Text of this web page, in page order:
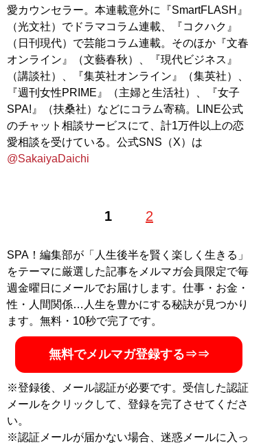
愛カウンセラー。本連載意外に『SmartFLASH』
（光文社）でドラマコラム連載、『コクハク』
（日刊現代）で芸能コラム連載。そのほか『文春
オンライン』（文藝春秋）、『現代ビジネス』
（講談社）、『集英社オンライン』（集英社）、
『週刊女性PRIME』（主婦と生活社）、『女子
SPA!』（扶桑社）などにコラム寄稿。LINE公式
のチャット相談サービスにて、計1万件以上の恋
愛相談を受けている。公式SNS（X）は
@SakaiyaDaichi
1 2
SPA！編集部が「人生後半を賢く楽しく生きる」
をテーマに厳選した記事をメルマガ会員限定で毎
週金曜日にメールでお届けします。仕事・お金・
性・人間関係…人生を豊かにする秘訣が見つかり
ます。無料・10秒で完了です。
無料でメルマガ登録する⇒⇒
※登録後、メール認証が必要です。受信した認証
メールをクリックして、登録を完了させてくださ
い。
※認証メールが届かない場合、迷惑メールに入っ